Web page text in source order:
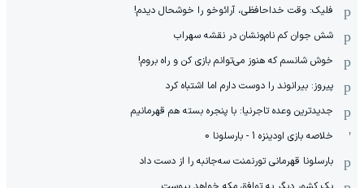
فلیک: وقت خداحافظی، آرائوخو را خوشحال دیدم!
شش جوان کم نام‌و‌نشان در نقشه سهراب
خوش شانسم که هنوز می‌توانم بازی کن و راه بروم!
پیروز: بیرانوند را دوست دارم اما اشتباه کرد
جدیدترین وعده تاجرنیا: با پنجره بسته هم قهرمانیم
خلاصه بازی اودینزه 1 - بارسلونا 0
بارسلونا قهرمانی تورنمنت سه‌جانبه را از دست داد